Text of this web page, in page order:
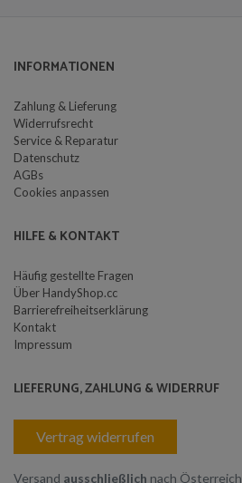
INFORMATIONEN
Zahlung & Lieferung
Widerrufsrecht
Service & Reparatur
Datenschutz
AGBs
Cookies anpassen
HILFE & KONTAKT
Häufig gestellte Fragen
Über HandyShop.cc
Barrierefreiheitserklärung
Kontakt
Impressum
LIEFERUNG, ZAHLUNG & WIDERRUF
Vertrag widerrufen
Versand ausschließlich nach Österreich